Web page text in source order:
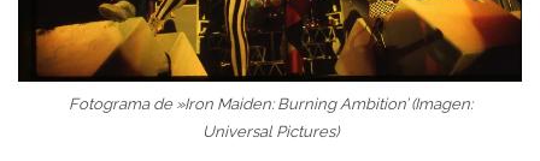
Fotograma de »Iron Maiden: Burning Ambition’ (Imagen:
Universal Pictures)